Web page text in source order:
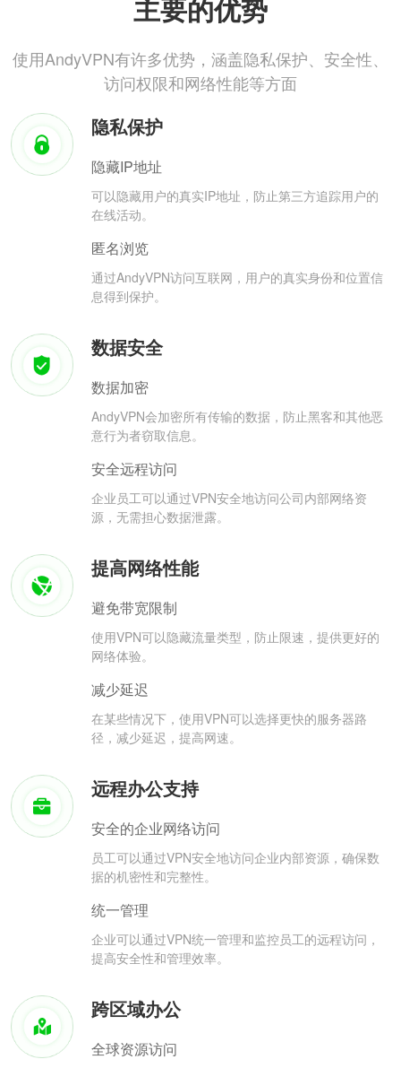
主要的优势
使用AndyVPN有许多优势，涵盖隐私保护、安全性、
访问权限和网络性能等方面
隐私保护
隐藏IP地址
可以隐藏用户的真实IP地址，防止第三方追踪用户的
在线活动。
匿名浏览
通过AndyVPN访问互联网，用户的真实身份和位置信
息得到保护。
数据安全
数据加密
AndyVPN会加密所有传输的数据，防止黑客和其他恶
意行为者窃取信息。
安全远程访问
企业员工可以通过VPN安全地访问公司内部网络资
源，无需担心数据泄露。
提高网络性能
避免带宽限制
使用VPN可以隐藏流量类型，防止限速，提供更好的
网络体验。
减少延迟
在某些情况下，使用VPN可以选择更快的服务器路
径，减少延迟，提高网速。
远程办公支持
安全的企业网络访问
员工可以通过VPN安全地访问企业内部资源，确保数
据的机密性和完整性。
统一管理
企业可以通过VPN统一管理和监控员工的远程访问，
提高安全性和管理效率。
跨区域办公
全球资源访问